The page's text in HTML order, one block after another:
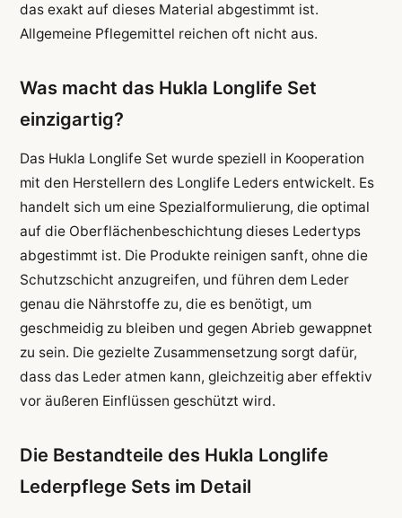
das exakt auf dieses Material abgestimmt ist.
Allgemeine Pflegemittel reichen oft nicht aus.
Was macht das Hukla Longlife Set
einzigartig?
Das Hukla Longlife Set wurde speziell in Kooperation
mit den Herstellern des Longlife Leders entwickelt. Es
handelt sich um eine Spezialformulierung, die optimal
auf die Oberflächenbeschichtung dieses Ledertyps
abgestimmt ist. Die Produkte reinigen sanft, ohne die
Schutzschicht anzugreifen, und führen dem Leder
genau die Nährstoffe zu, die es benötigt, um
geschmeidig zu bleiben und gegen Abrieb gewappnet
zu sein. Die gezielte Zusammensetzung sorgt dafür,
dass das Leder atmen kann, gleichzeitig aber effektiv
vor äußeren Einflüssen geschützt wird.
Die Bestandteile des Hukla Longlife
Lederpflege Sets im Detail